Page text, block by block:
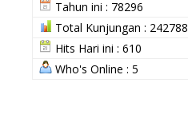
Tahun ini : 78296
Total Kunjungan : 242788
Hits Hari ini : 610
Who's Online : 5